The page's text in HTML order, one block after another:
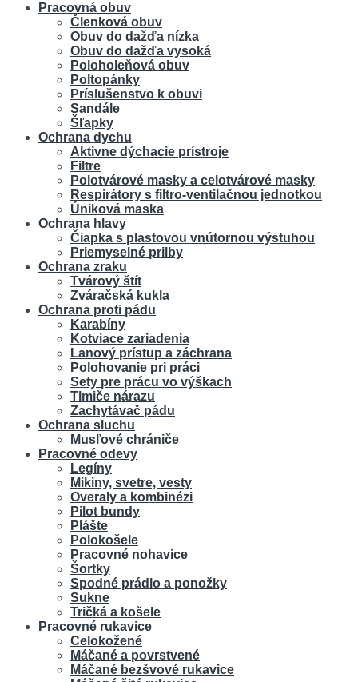
Pracovná obuv
Členková obuv
Obuv do dažďa nízka
Obuv do dažďa vysoká
Poloholeňová obuv
Poltopánky
Príslušenstvo k obuvi
Sandále
Šľapky
Ochrana dychu
Aktivne dýchacie prístroje
Filtre
Polotvárové masky a celotvárové masky
Respirátory s filtro-ventilačnou jednotkou
Úniková maska
Ochrana hlavy
Čiapka s plastovou vnútornou výstuhou
Priemyselné prilby
Ochrana zraku
Tvárový štít
Zváračská kukla
Ochrana proti pádu
Karabíny
Kotviace zariadenia
Lanový prístup a záchrana
Polohovanie pri práci
Sety pre prácu vo výškach
Tlmiče nárazu
Zachytávač pádu
Ochrana sluchu
Musľové chrániče
Pracovné odevy
Legíny
Mikiny, svetre, vesty
Overaly a kombinézi
Pilot bundy
Plášte
Polokošele
Pracovné nohavice
Šortky
Spodné prádlo a ponožky
Sukne
Tričká a košele
Pracovné rukavice
Celokožené
Máčané a povrstvené
Máčané bezšvové rukavice